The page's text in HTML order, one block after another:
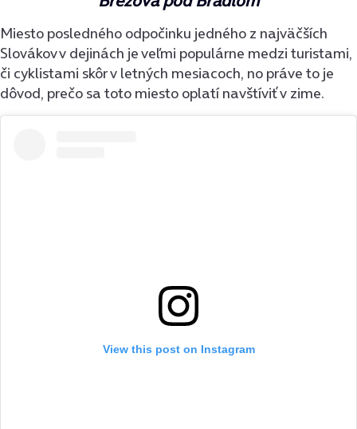
Miesto posledného odpočinku jedného z najväčších
Slovákov v dejinách je veľmi populárne medzi turistami,
či cyklistami skôr v letných mesiacoch, no práve to je
dôvod, prečo sa toto miesto oplatí navštíviť v zime.
View this post on Instagram